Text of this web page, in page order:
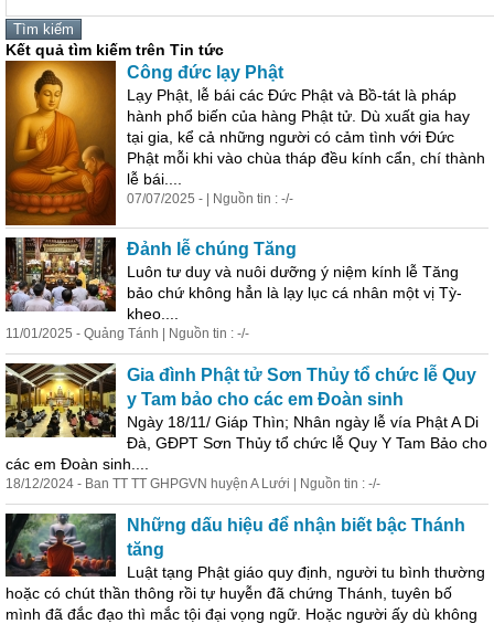
Kết quả tìm kiếm trên Tin tức
Công đức lạy Phật
Lạy Phật, lễ bái các Đức Phật và Bồ-tát là pháp
hành phổ biến của hàng Phật tử. Dù xuất gia hay
tại gia, kể cả những người có cảm tình với Đức
Phật mỗi khi vào chùa tháp đều kính cẩn, chí thành
lễ bái....
07/07/2025 - | Nguồn tin : -/-
Đảnh lễ chúng Tăng
Luôn tư duy và nuôi dưỡng ý niệm kính lễ Tăng
bảo chứ không hẳn là lạy lục cá nhân một vị Tỳ-
kheo....
11/01/2025 - Quảng Tánh | Nguồn tin : -/-
Gia đình Phật tử Sơn Thủy tổ chức lễ Quy
y Tam bảo cho các em Đoàn sinh
Ngày 18/11/ Giáp Thìn; Nhân ngày lễ vía Phật A Di
Đà, GĐPT Sơn Thủy tổ chức lễ Quy Y Tam Bảo cho
các em Đoàn sinh....
18/12/2024 - Ban TT TT GHPGVN huyện A Lưới | Nguồn tin : -/-
Những dấu hiệu để nhận biết bậc Thánh
tăng
Luật tạng Phật giáo quy định, người tu bình thường
hoặc có chút thần thông rồi tự huyễn đã chứng Thánh, tuyên bố
mình đã đắc đạo thì mắc tội đại vọng ngữ. Hoặc người ấy dù không